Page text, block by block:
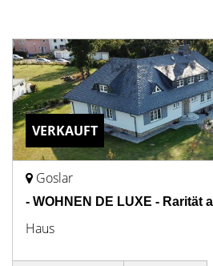
VERKAUFT
Goslar
- WOHNEN DE LUXE - Rarität
Haus